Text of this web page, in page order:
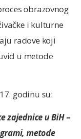
obrazovnog
i kulturne
radove koji
u metode
godinu su:
zajednice u BiH –
metode